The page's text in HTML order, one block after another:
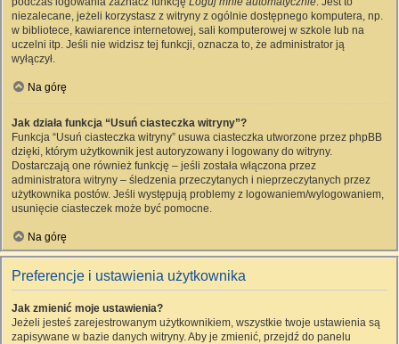
niezalecane, jeżeli korzystasz z witryny z ogólnie dostępnego komputera, np.
w bibliotece, kawiarence internetowej, sali komputerowej w szkole lub na
uczelni itp. Jeśli nie widzisz tej funkcji, oznacza to, że administrator ją
wyłączył.
Na górę
Jak działa funkcja “Usuń ciasteczka witryny”?
Funkcja “Usuń ciasteczka witryny” usuwa ciasteczka utworzone przez phpBB
dzięki, którym użytkownik jest autoryzowany i logowany do witryny.
Dostarczają one również funkcję – jeśli została włączona przez
administratora witryny – śledzenia przeczytanych i nieprzeczytanych przez
użytkownika postów. Jeśli występują problemy z logowaniem/wylogowaniem,
usunięcie ciasteczek może być pomocne.
Na górę
Preferencje i ustawienia użytkownika
Jak zmienić moje ustawienia?
Jeżeli jesteś zarejestrowanym użytkownikiem, wszystkie twoje ustawienia są
zapisywane w bazie danych witryny. Aby je zmienić, przejdź do panelu